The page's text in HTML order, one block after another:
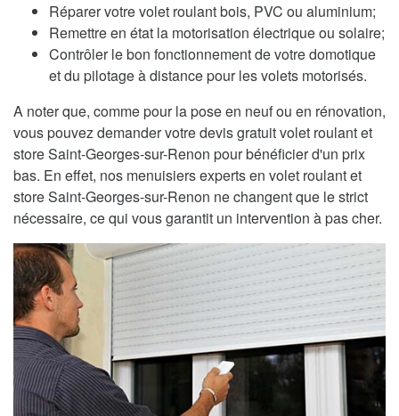
Réparer votre volet roulant bois, PVC ou aluminium;
Remettre en état la motorisation électrique ou solaire;
Contrôler le bon fonctionnement de votre domotique
et du pilotage à distance pour les volets motorisés.
A noter que, comme pour la pose en neuf ou en rénovation,
vous pouvez demander votre devis gratuit volet roulant et
store Saint-Georges-sur-Renon pour bénéficier d'un prix
bas. En effet, nos menuisiers experts en volet roulant et
store Saint-Georges-sur-Renon ne changent que le strict
nécessaire, ce qui vous garantit un intervention à pas cher.